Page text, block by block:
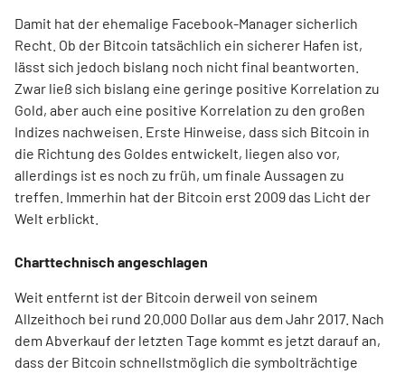
Damit hat der ehemalige Facebook-Manager sicherlich
Recht. Ob der Bitcoin tatsächlich ein sicherer Hafen ist,
lässt sich jedoch bislang noch nicht final beantworten.
Zwar ließ sich bislang eine geringe positive Korrelation zu
Gold, aber auch eine positive Korrelation zu den großen
Indizes nachweisen. Erste Hinweise, dass sich Bitcoin in
die Richtung des Goldes entwickelt, liegen also vor,
allerdings ist es noch zu früh, um finale Aussagen zu
treffen. Immerhin hat der Bitcoin erst 2009 das Licht der
Welt erblickt.
Charttechnisch angeschlagen
Weit entfernt ist der Bitcoin derweil von seinem
Allzeithoch bei rund 20.000 Dollar aus dem Jahr 2017. Nach
dem Abverkauf der letzten Tage kommt es jetzt darauf an,
dass der Bitcoin schnellstmöglich die symbolträchtige